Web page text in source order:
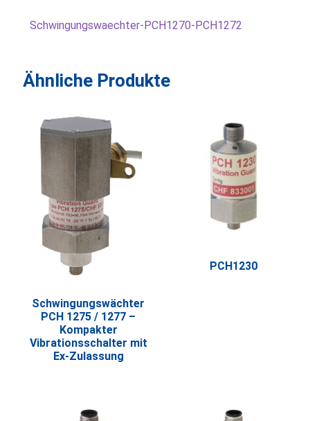
Schwingungswaechter-PCH1270-PCH1272
Ähnliche Produkte
Schwingungswächter
PCH 1275 / 1277 –
Kompakter
Vibrationsschalter mit
Ex-Zulassung
PCH1230